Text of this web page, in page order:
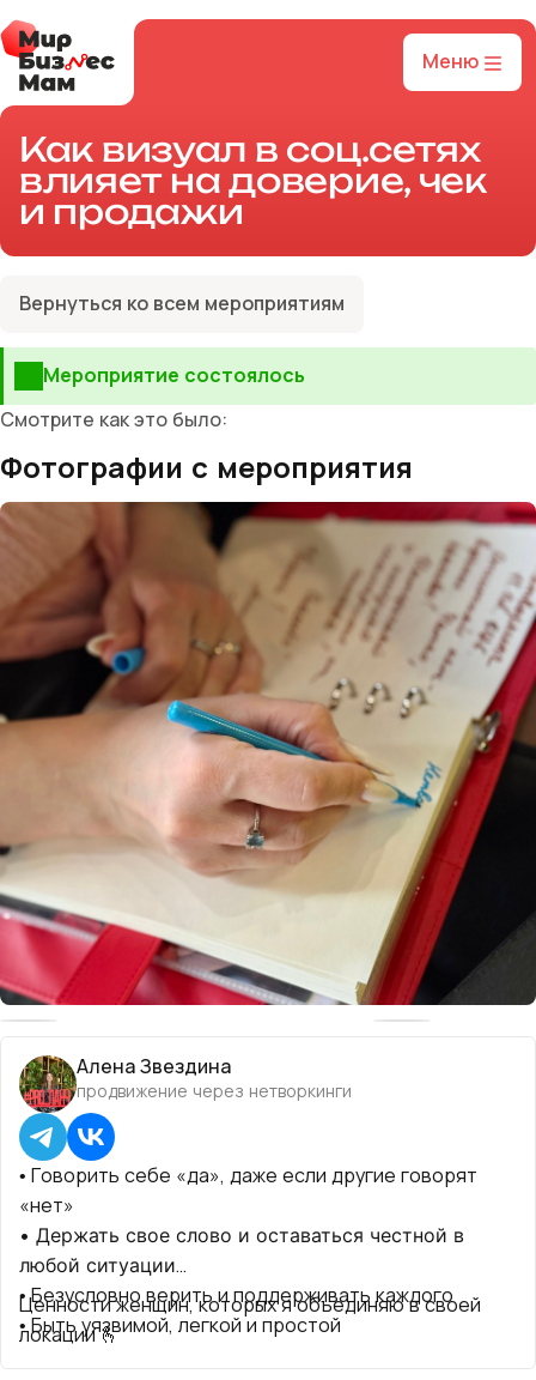
Меню
Как визуал в соц.сетях
влияет на доверие, чек
и продажи
Вернуться ко всем мероприятиям
Мероприятие состоялось
Смотрите как это было:
Фотографии с мероприятия
Алена Звездина
продвижение через нетворкинги
• Говорить себе «да», даже если другие говорят
«нет»
• Держать свое слово и оставаться честной в
любой ситуации
• Безусловно верить и поддерживать каждого
• Быть уязвимой, легкой и простой
Ценности женщин, которых я объединяю в своей
локации 🫰